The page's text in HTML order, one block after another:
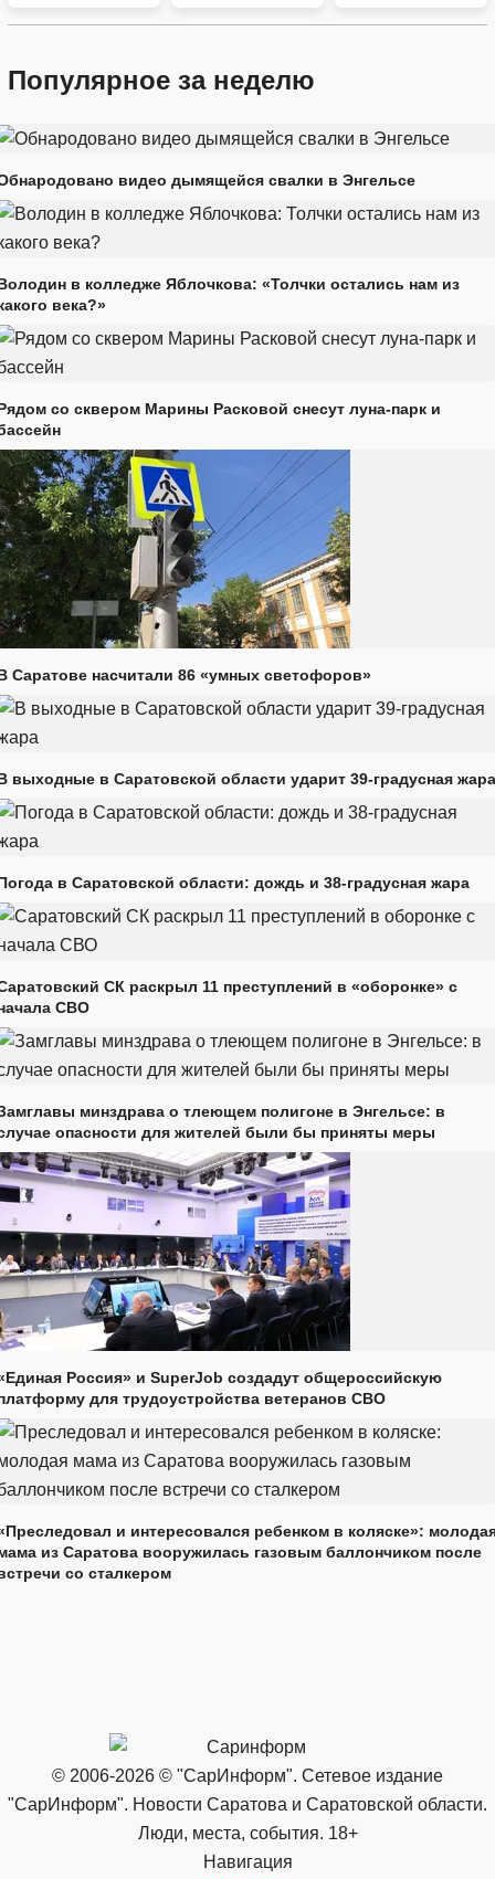
Популярное за неделю
видео дымящейся свалки в Энгельсе
в колледже Яблочкова: «Толчки остались нам из
века?»
со сквером Марины Расковой снесут луна-парк и
Саратове насчитали 86 «умных светофоров»
выходные в Саратовской области ударит 39-градусная жара
в Саратовской области: дождь и 38-градусная жара
СК раскрыл 11 преступлений в «оборонке» с
СВО
минздрава о тлеющем полигоне в Энгельсе: в
опасности для жителей были бы приняты меры
Россия» и SuperJob создадут общероссийскую
для трудоустройства ветеранов СВО
и интересовался ребенком в коляске»:
из Саратова вооружилась газовым баллончиком после
со сталкером
© 2006-2026 © "СарИнформ". Сетевое издание
"СарИнформ". Новости Саратова и Саратовской области.
Люди, места, события. 18+
Навигация